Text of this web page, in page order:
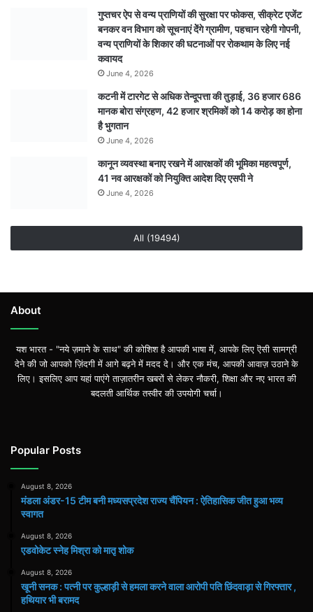
गुप्तचर ऐप से वन्य प्राणियों की सुरक्षा पर फोकस, सीक्रेट एजेंट
बनकर वन विभाग को सूचनाएं देेंगे ग्रामीण, पहचान रहेगी गोपनी,
वन्य प्राणियों के शिकार की घटनाओं पर रोकथाम के लिए नई
कवायद
June 4, 2026
कटनी में टारगेट से अधिक तेन्दूपत्ता की तुड़ाई, 36 हजार 686
मानक बोरा संग्रहण, 42 हजार श्रमिकों को 14 करोड़ का होना
है भुगतान
June 4, 2026
कानून व्यवस्था बनाए रखने में आरक्षकों की भूमिका महत्वपूर्ण,
41 नव आरक्षकों को नियुक्ति आदेश दिए एसपी ने
June 4, 2026
All (19494)
About
यश भारत - "नये ज़माने के साथ" की कोशिश है आपकी भाषा में, आपके लिए ऎसी सामग्री
देने की जो आपको ज़िंदगी में आगे बढ़ने में मदद दे। और एक मंच, आपकी आवाज़ उठाने के
लिए। इसलिए आप यहां पाएंगे ताज़ातरीन खबरों से लेकर नौकरी, शिक्षा और नए भारत की
बदलती आर्थिक तस्वीर की उपयोगी चर्चा।
Popular Posts
August 8, 2026
मंडला अंडर-15 टीम बनी मध्यसप्रदेश राज्य चैंपियन : ऐतिहासिक जीत हुआ भव्य
स्वागत
August 8, 2026
एडवोकेट स्नेह मिश्रा को मातृ शोक
August 8, 2026
खूनी सनक : पत्नी पर कुल्हाड़ी से हमला करने वाला आरोपी पति छिंदवाड़ा से गिरफ्तार ,
हथियार भी बरामद